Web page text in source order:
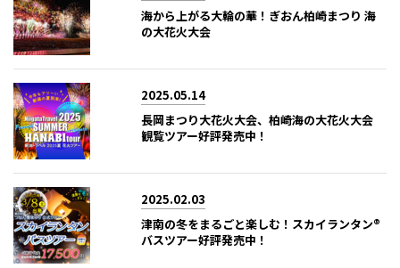
海から上がる大輪の華！ぎおん柏崎まつり 海
の大花火大会
2025.05.14
長岡まつり大花火大会、柏崎海の大花火大会
観覧ツアー好評発売中！
2025.02.03
津南の冬をまるごと楽しむ！スカイランタン®
バスツアー好評発売中！